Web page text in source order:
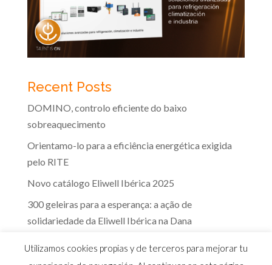
Recent Posts
DOMINO, controlo eficiente do baixo
sobreaquecimento
Orientamo-lo para a eficiência energética exigida
pelo RITE
Novo catálogo Eliwell Ibérica 2025
300 geleiras para a esperança: a ação de
solidariedade da Eliwell Ibérica na Dana
Utilizamos cookies propias y de terceros para mejorar tu